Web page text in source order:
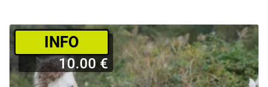
­INFO
10.00 €